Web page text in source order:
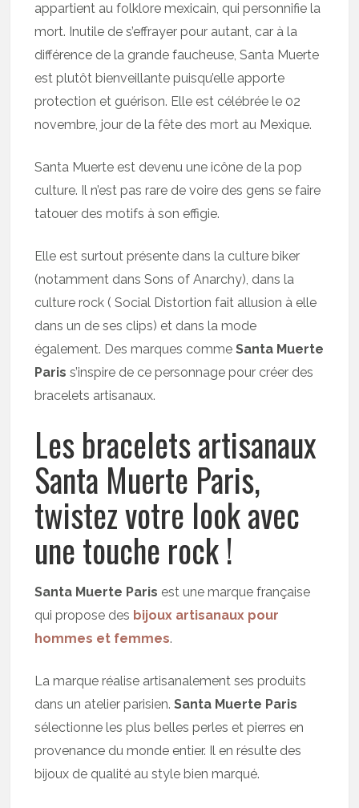
appartient au folklore mexicain, qui personnifie la
mort. Inutile de s’effrayer pour autant, car à la
différence de la grande faucheuse, Santa Muerte
est plutôt bienveillante puisqu’elle apporte
protection et guérison. Elle est célébrée le 02
novembre, jour de la fête des mort au Mexique.
Santa Muerte est devenu une icône de la pop
culture. Il n’est pas rare de voire des gens se faire
tatouer des motifs à son effigie.
Elle est surtout présente dans la culture biker
(notamment dans Sons of Anarchy), dans la
culture rock ( Social Distortion fait allusion à elle
dans un de ses clips) et dans la mode
également. Des marques commeSanta Muerte
Paris s’inspire de ce personnage pour créer des
bracelets artisanaux.
Les bracelets artisanaux
Santa Muerte Paris,
twistez votre look avec
une touche rock !
Santa Muerte Paris est une marque française
qui propose des bijoux artisanaux pour
hommes et femmes.
La marque réalise artisanalement ses produits
dans un atelier parisien.Santa Muerte Paris
sélectionne les plus belles perles et pierres en
provenance du monde entier. Il en résulte des
bijoux de qualité au style bien marqué.